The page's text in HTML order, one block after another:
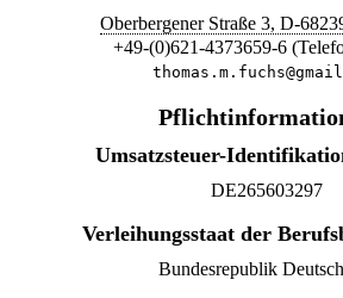
Oberbergener Straße 3, D-
+49-(0)621-4373659-6
Umsatzsteuer-
DE265603297
Verleihungsstaat der
Bundesrepublik